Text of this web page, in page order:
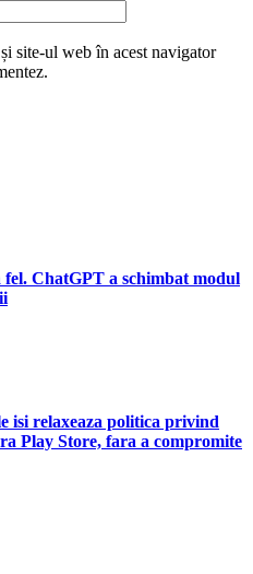
site-ul web în acest navigator
ChatGPT a schimbat modul
isi relaxeaza politica privind
Play Store, fara a compromite